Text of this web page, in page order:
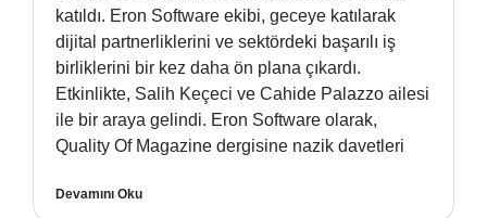
katıldı. Eron Software ekibi, geceye katılarak
dijital partnerliklerini ve sektördeki başarılı iş
birliklerini bir kez daha ön plana çıkardı.
Etkinlikte, Salih Keçeci ve Cahide Palazzo ailesi
ile bir araya gelindi. Eron Software olarak,
Quality Of Magazine dergisine nazik davetleri
Devamını Oku